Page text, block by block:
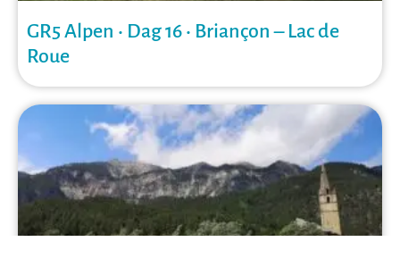
GR5 Alpen • Dag 16 • Briançon – Lac de
Roue